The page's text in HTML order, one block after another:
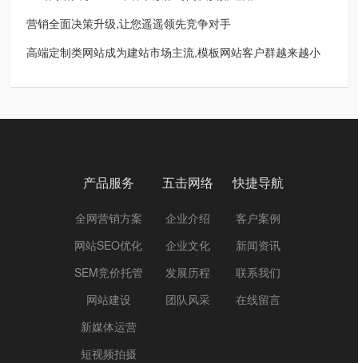
营销全面决策升级,让您遥遥领先竞争对手
高端定制类网站成为建站市场主流,模板网站客户群越来越小
产品服务
全网营销方案
网站SEO优化
SEM竞价托管
网站建设
新媒体运营
短视频拍摄
五击网络
企业介绍
企业文化
发展历程
团队风采
快捷导航
客户案例
新闻资讯
联系我们
在线留言